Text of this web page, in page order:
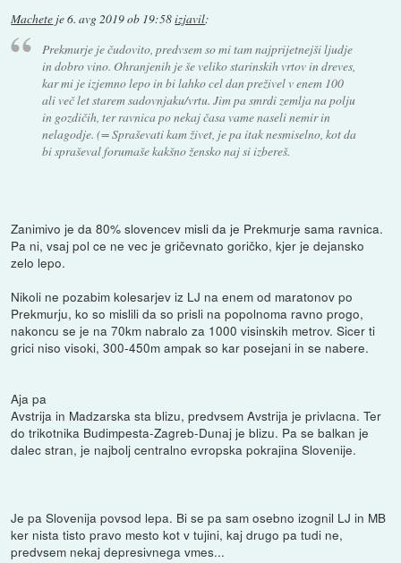
Machete je6. avg 2019 ob 19:58izjavil:
Prekmurje je čudovito, predvsem so mi tam najprijetnejši ljudje
in dobro vino. Ohranjenih je še veliko starinskih vrtov in dreves,
kar mi je izjemno lepo in bi lahko cel dan preživel v enem 100
ali več let starem sadovnjaku/vrtu. Jim pa smrdi zemlja na polju
in gozdičih, ter ravnica po nekaj časa vame naseli nemir in
nelagodje. (= Spraševati kam živet, je pa itak nesmiselno, kot da
bi spraševal forumaše kakšno žensko naj si izbereš.
Zanimivo je da 80% slovencev misli da je Prekmurje sama ravnica.
Pa ni, vsaj pol ce ne vec je gričevnato goričko, kjer je dejansko
zelo lepo.
Nikoli ne pozabim kolesarjev iz LJ na enem od maratonov po
Prekmurju, ko so mislili da so prisli na popolnoma ravno progo,
nakoncu se je na 70km nabralo za 1000 visinskih metrov. Sicer ti
grici niso visoki, 300-450m ampak so kar posejani in se nabere.
Aja pa
Avstrija in Madzarska sta blizu, predvsem Avstrija je privlacna. Ter
do trikotnika Budimpesta-Zagreb-Dunaj je blizu. Pa se balkan je
dalec stran, je najbolj centralno evropska pokrajina Slovenije.
Je pa Slovenija povsod lepa. Bi se pa sam osebno izognil LJ in MB
ker nista tisto pravo mesto kot v tujini, kaj drugo pa tudi ne,
predvsem nekaj depresivnega vmes...